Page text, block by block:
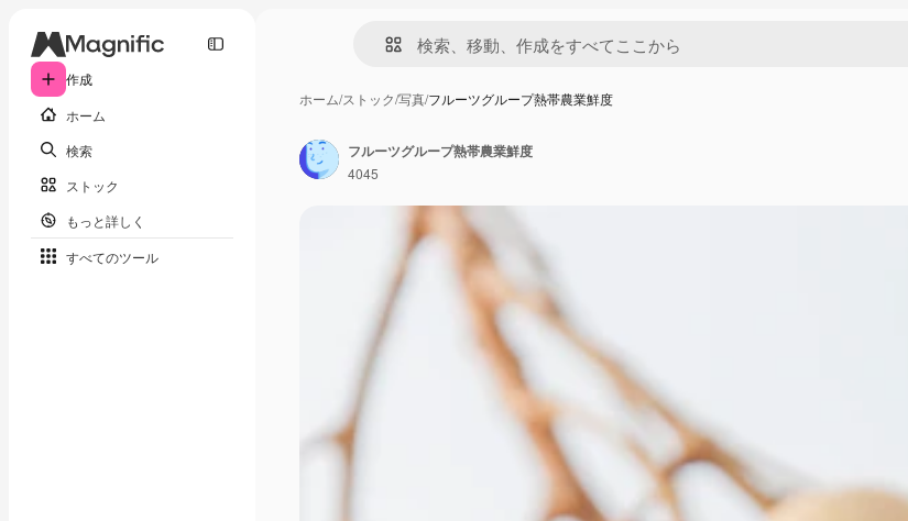
作成
ホーム
検索
ストック
もっと詳しく
すべてのツール
ホーム/ストック/写真/フルーツグループ熱帯農業鮮度
フルーツグループ熱帯農業鮮度
4045